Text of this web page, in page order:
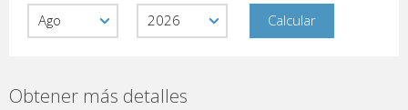
Obtener más detalles